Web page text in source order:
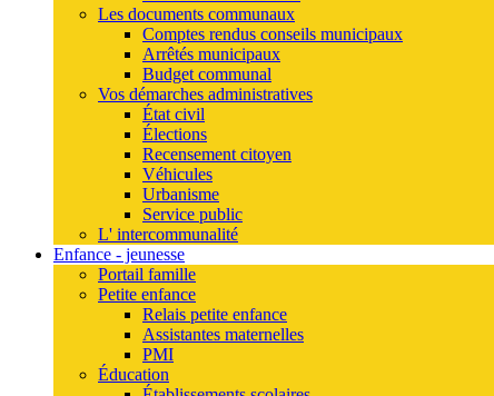
Les documents communaux
Comptes rendus conseils municipaux
Arrêtés municipaux
Budget communal
Vos démarches administratives
État civil
Élections
Recensement citoyen
Véhicules
Urbanisme
Service public
L' intercommunalité
Enfance - jeunesse
Portail famille
Petite enfance
Relais petite enfance
Assistantes maternelles
PMI
Éducation